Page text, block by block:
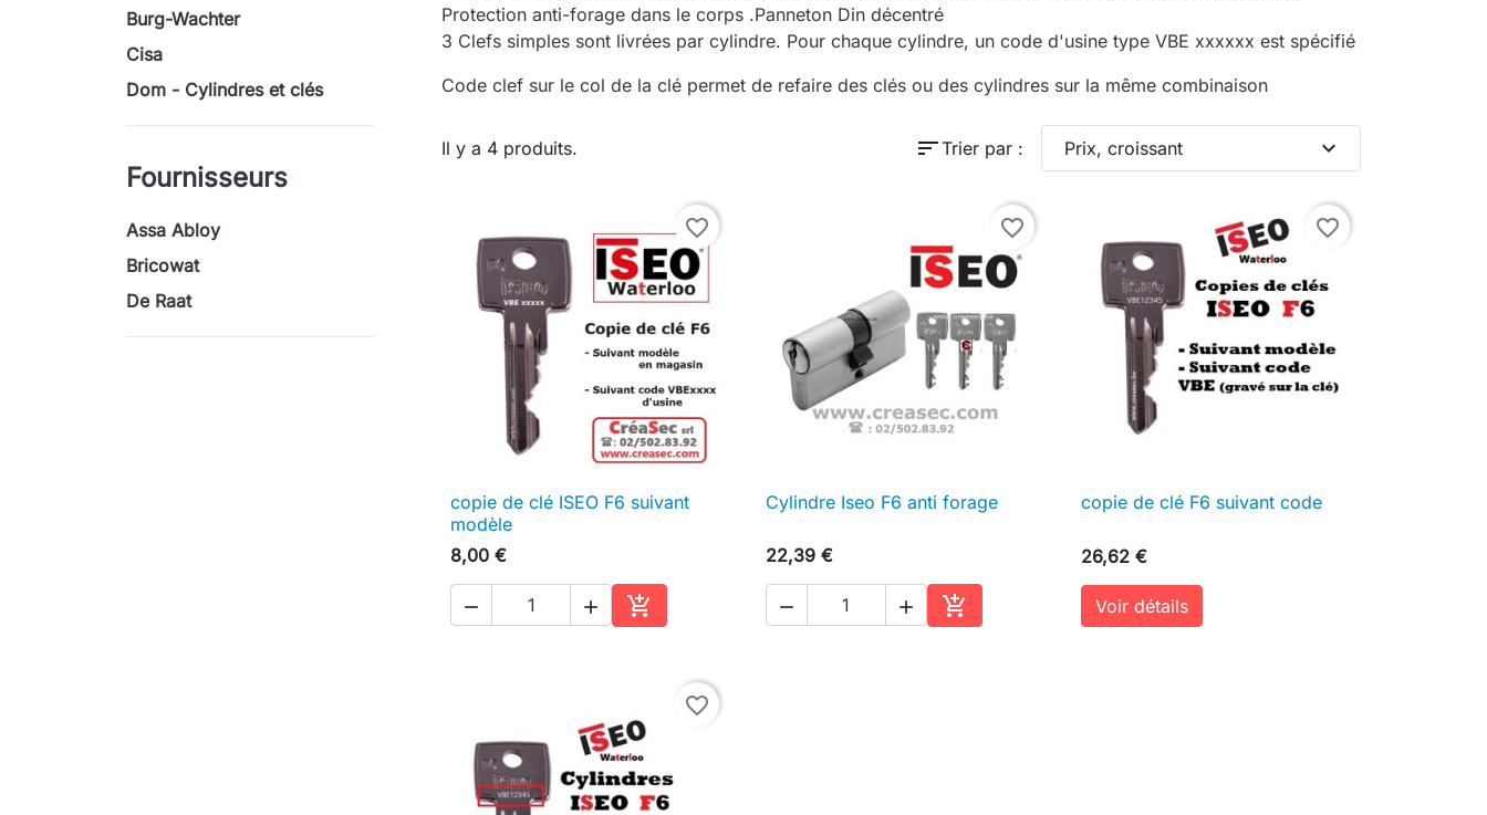
Burg-Wachter
Cisa
Dom - Cylindres et clés
Fournisseurs
Assa Abloy
Bricowat
De Raat
Protection anti-forage dans le corps .Panneton Din décentré
3 Clefs simples sont livrées par cylindre. Pour chaque cylindre, un code d'usine type VBE xxxxxx est spécifié
Code clef sur le col de la clé permet de refaire des clés ou des cylindres sur la même combinaison
Il y a 4 produits. sortTrier par : Prix, croissant expand_more
favorite_border
 Aperçu rapide
copie de clé ISEO F6 suivant
modèle
8,00 €
  
Ajouter au panier
favorite_border
 Aperçu rapide
Cylindre Iseo F6 anti forage
22,39 €
  
Ajouter au panier
favorite_border
 Aperçu rapide
copie de clé F6 suivant code
26,62 €
Voir détails
favorite_border